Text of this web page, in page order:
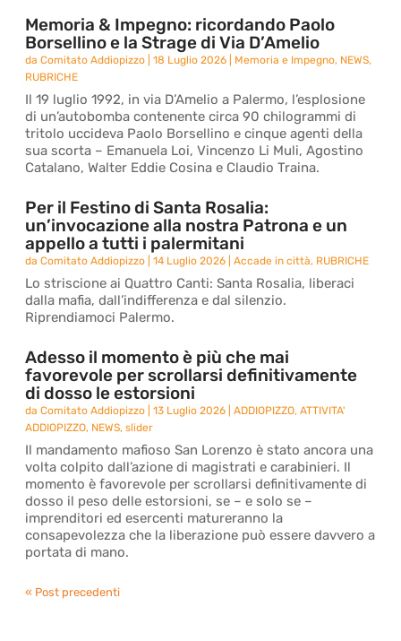
Memoria & Impegno: ricordando Paolo
Borsellino e la Strage di Via D’Amelio
daComitato Addiopizzo |18 Luglio 2026 Memoria e Impegno, NEWS,
RUBRICHE
Il 19 luglio 1992, in via D’Amelio a Palermo, l’esplosione
di un’autobomba contenente circa 90 chilogrammi di
tritolo uccideva Paolo Borsellino e cinque agenti della
sua scorta – Emanuela Loi, Vincenzo Li Muli, Agostino
Catalano, Walter Eddie Cosina e Claudio Traina.
Per il Festino di Santa Rosalia:
un’invocazione alla nostra Patrona e un
appello a tutti i palermitani
daComitato Addiopizzo |14 Luglio 2026 |Accade in città, RUBRICHE
Lo striscione ai Quattro Canti: Santa Rosalia, liberaci
dalla mafia, dall’indifferenza e dal silenzio.
Riprendiamoci Palermo.
Adesso il momento è più che mai
favorevole per scrollarsi definitivamente
di dosso le estorsioni
daComitato Addiopizzo |13 Luglio 2026 |ADDIOPIZZO,ATTIVITA'
ADDIOPIZZO, NEWS,slider
Il mandamento mafioso San Lorenzo è stato ancora una
volta colpito dall’azione di magistrati e carabinieri. Il
momento è favorevole per scrollarsi definitivamente di
dosso il peso delle estorsioni, se – e solo se –
imprenditori ed esercenti matureranno la
consapevolezza che la liberazione può essere davvero a
portata di mano.
« Post precedenti